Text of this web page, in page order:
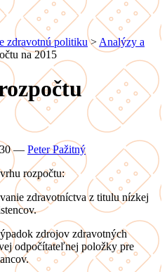
zdravotnú politiku> Analýzy a
na 2015
— Peter Pažitný
rozpočtu:
zdravotníctva z titulu nízkej
zdrojov zdravotných
odpočítateľnej položky pre